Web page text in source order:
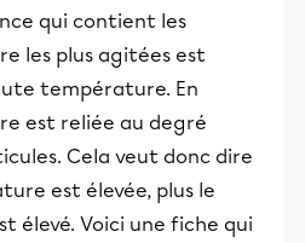
qui contient les
les plus agitées est
température. En
est reliée au degré
Cela veut donc dire
est élevée, plus le
élevé. Voici une fiche qui